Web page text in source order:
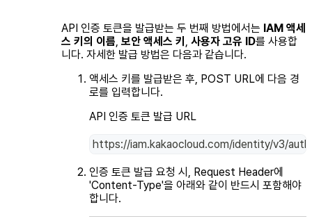
API 인증 토큰을 발급받는 두 번째 방법에서는 IAM 액세
스 키의 이름, 보안 액세스 키 , 사용자 고유 ID를 사용합
니다. 자세한 발급 방법은 다음과 같습니다.
액세스 키를 발급받은 후, POST URL에 다음 경
로를 입력합니다.
API 인증 토큰 발급 URL
https://iam.kakaocloud.com/identity/v3/
인증 토큰 발급 요청 시, Request Header에
'Content-Type'을 아래와 같이 반드시 포함해야
합니다.